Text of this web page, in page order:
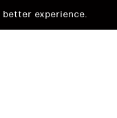
experience.